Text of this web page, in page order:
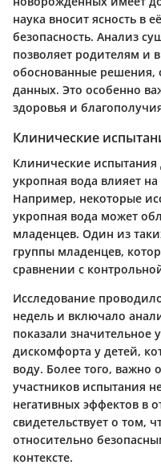
наука вносит ясность в
безопасность. Анализ
позволяет родителям и
обоснованные решения,
данных. Это особенно
здоровья и
Клинические
Клинические испытания
укропная вода влияет
Например, некоторые
укропная вода может
младенцев. Один из
группы младенцев,
сравнении с
Исследование
недель и включало
показали
дискомфорта у детей,
воду. Более того, важно
участников испытания
негативных эффектов в
свидетельствует о том,
относительно
контексте.